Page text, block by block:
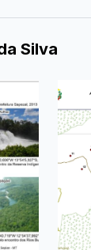
Silva